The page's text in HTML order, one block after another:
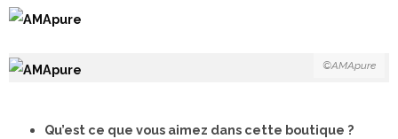
©AMApure
Qu’est ce que vous aimez dans cette boutique ?